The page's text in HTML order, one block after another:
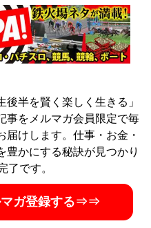
後半を賢く楽しく生きる」
事をメルマガ会員限定で毎
届けします。仕事・お金・
かにする秘訣が見つかり
了です。
マガ登録する⇒⇒